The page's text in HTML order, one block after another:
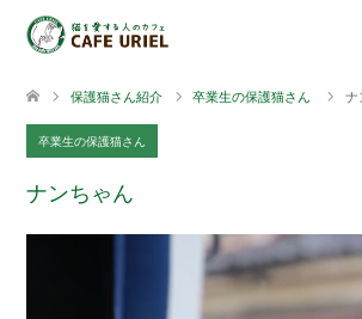
保護猫さん紹介 卒業生の保護猫さん ナ
卒業生の保護猫さん
ナンちゃん